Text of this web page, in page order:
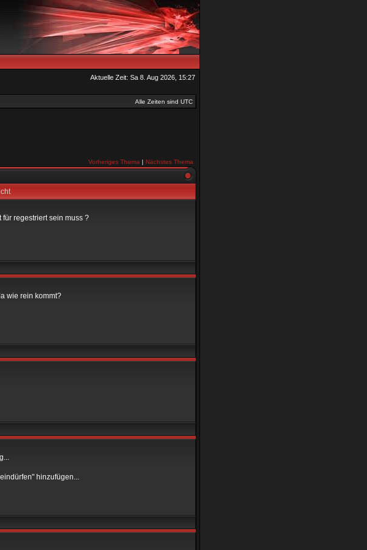
Aktuelle Zeit: Sa 8. Aug 2026, 15:27
Alle Zeiten sind UTC
Vorheriges Thema | Nächstes Thema
regestriert sein muss ?
wie rein kommt?
hinzufügen...